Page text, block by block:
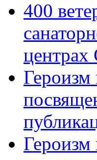
400
центрах
Героизм
Героизм